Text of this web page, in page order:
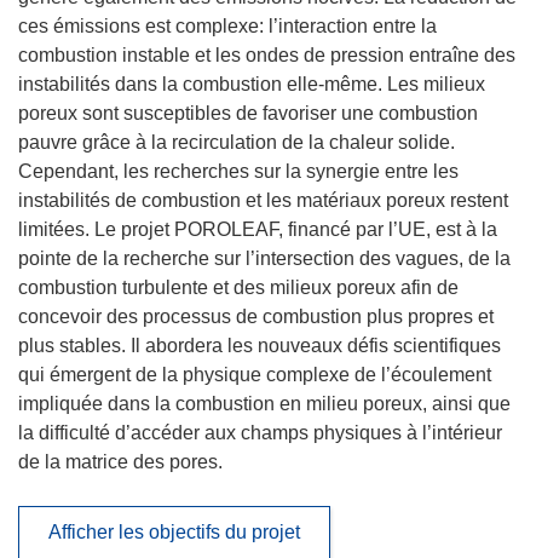
ces émissions est complexe: l’interaction entre la
combustion instable et les ondes de pression entraîne des
instabilités dans la combustion elle-même. Les milieux
poreux sont susceptibles de favoriser une combustion
pauvre grâce à la recirculation de la chaleur solide.
Cependant, les recherches sur la synergie entre les
instabilités de combustion et les matériaux poreux restent
limitées. Le projet POROLEAF, financé par l’UE, est à la
pointe de la recherche sur l’intersection des vagues, de la
combustion turbulente et des milieux poreux afin de
concevoir des processus de combustion plus propres et
plus stables. Il abordera les nouveaux défis scientifiques
qui émergent de la physique complexe de l’écoulement
impliquée dans la combustion en milieu poreux, ainsi que
la difficulté d’accéder aux champs physiques à l’intérieur
de la matrice des pores.
Afficher les objectifs du projet